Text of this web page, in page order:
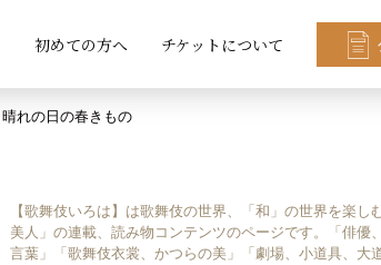
初めての方へ チケットについて
晴れの日の春きもの
【歌舞伎いろは】は歌舞伎の世界、「和」の世界を楽し
美人」の連載、読み物コンテンツのページです。「俳優
言葉」「歌舞伎衣裳、かつらの美」「劇場、小道具、大